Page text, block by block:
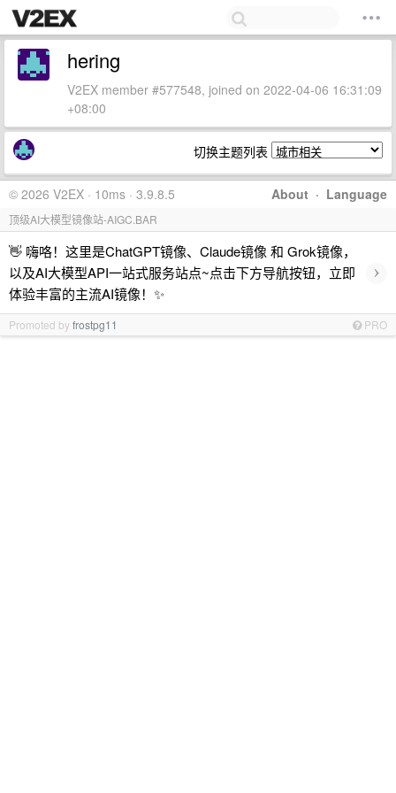
hering
V2EX member #577548, joined on 2022-04-06 16:31:09
+08:00
切换主题列表
About · Language
© 2026 V2EX · 10ms · 3.9.8.5
顶级AI大模型镜像站-AIGC.BAR
👋 嗨咯！这里是ChatGPT镜像、Claude镜像 和 Grok镜像，
以及AI大模型API一站式服务站点~点击下方导航按钮，立即
体验丰富的主流AI镜像！✨
›
Promoted byfrostpg11 PRO